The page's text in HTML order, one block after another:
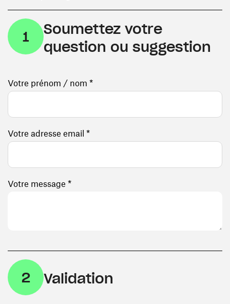
1
Soumettez votre
question ou suggestion
Votre prénom / nom *
Votre adresse email *
Votre message *
2 Validation